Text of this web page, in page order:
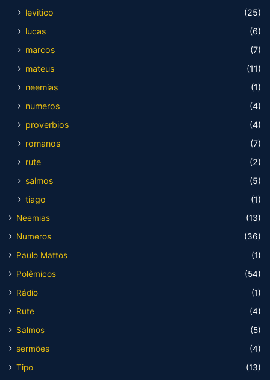
levitico
(25)
lucas
(6)
marcos
(7)
mateus
(11)
neemias
(1)
numeros
(4)
proverbios
(4)
romanos
(7)
rute
(2)
salmos
(5)
tiago
(1)
Neemias
(13)
Numeros
(36)
Paulo Mattos
(1)
Polêmicos
(54)
Rádio
(1)
Rute
(4)
Salmos
(5)
sermões
(4)
Tipo
(13)